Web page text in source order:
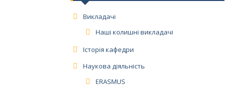
Викладачі
Наші колишні викладачі
Історія кафедри
Наукова діяльність
ERASMUS